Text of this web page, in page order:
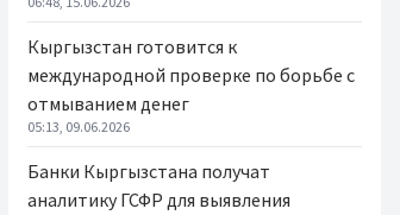
Кыргызстан готовится к
международной проверке по борьбе с
отмыванием денег
05:13, 09.06.2026
Банки Кыргызстана получат
аналитику ГСФР для выявления